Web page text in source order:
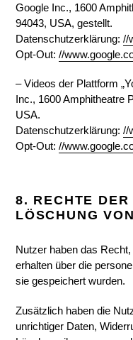
Google Inc., 1600
94043, USA, gestellt.
Datenschutzerklärung: //
Opt-Out: //
– Videos der Plattform
Inc., 1600 Amphitheatre
USA.
Datenschutzerklärung: //
Opt-Out: //
8. RECHTE DER
LÖSCHUNG
Nutzer haben das
erhalten über die
sie gespeichert wurden.
Zusätzlich haben die
unrichtiger Daten,